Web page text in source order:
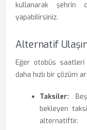
kullanarak şehrin
yapabilirsiniz.
Alternatif
Eğer otobüs saatleri
daha hızlı bir çözüm
Taksiler:
bekleyen
alternatiftir.